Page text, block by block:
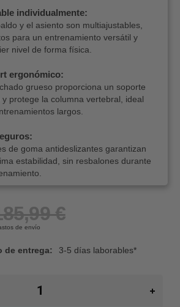
individualmente:
y el asiento son multiajustables,
para un entrenamiento versátil y
nivel de forma física.
ergonómico:
grueso proporciona un soporte
y protege la columna vertebral, ideal
largos.
de goma antideslizantes garantizan
estabilidad, sin resbalones durante
€
de envío
de entrega: 3-5 días laborables*